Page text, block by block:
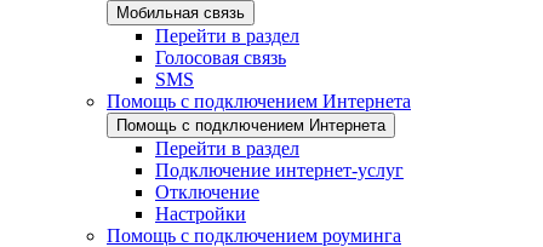
Мобильная связь
Перейти в раздел
Голосовая связь
SMS
Помощь с подключением Интернета
Помощь с подключением Интернета
Перейти в раздел
Подключение интернет-услуг
Отключение
Настройки
Помощь с подключением роуминга